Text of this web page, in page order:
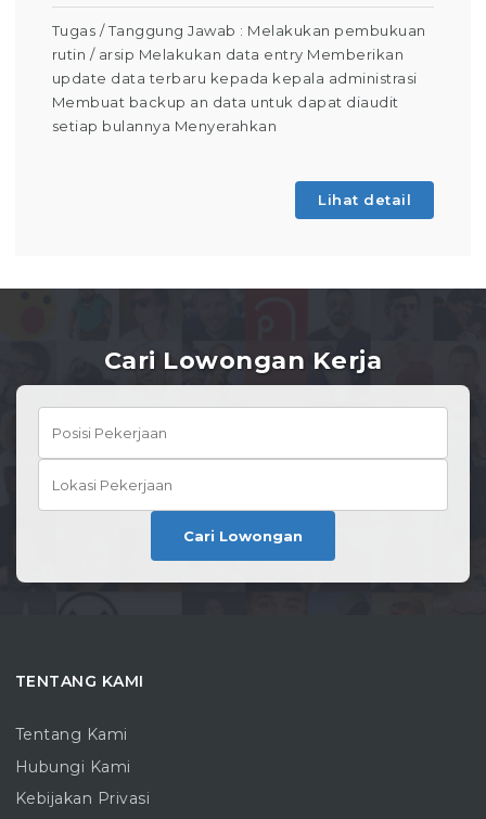
Tugas / Tanggung Jawab : Melakukan pembukuan
rutin / arsip Melakukan data entry Memberikan
update data terbaru kepada kepala administrasi
Membuat backup an data untuk dapat diaudit
setiap bulannya Menyerahkan
Lihat detail
Cari Lowongan Kerja
Cari Lowongan
TENTANG KAMI
Tentang Kami
Hubungi Kami
Kebijakan Privasi